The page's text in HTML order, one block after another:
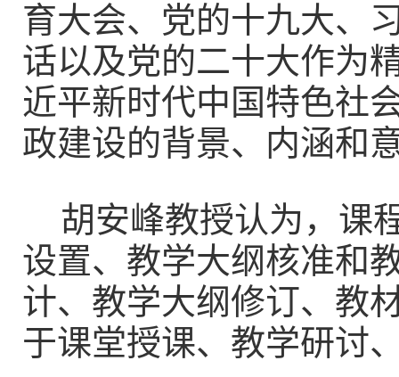
育大会、党的十九大、
话以及党的二十大作为
近平新时代中国特色社
政建设的背景、内涵和
胡安峰教授认为，课
设置、教学大纲核准和
计、教学大纲修订、教
于课堂授课、教学研讨